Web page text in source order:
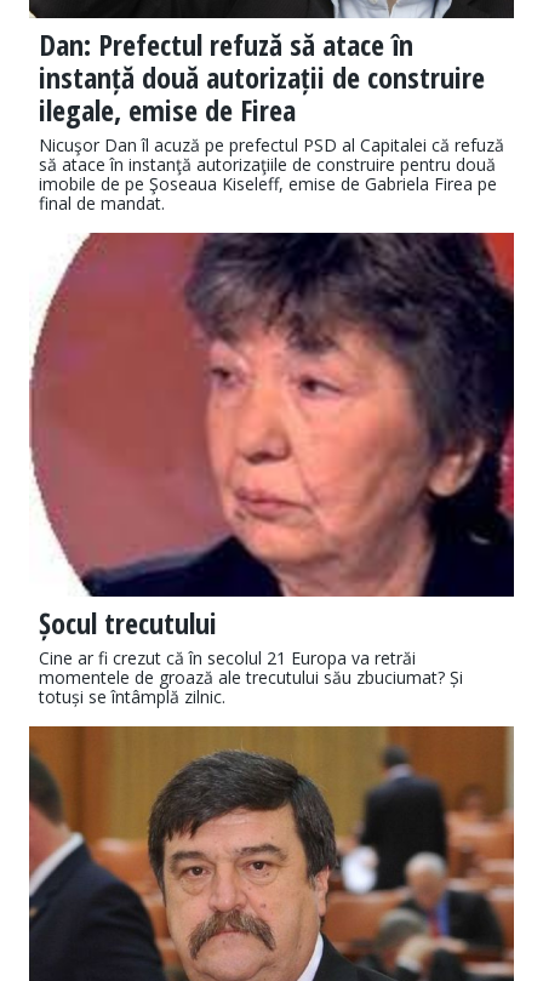
Dan: Prefectul refuză să atace în
instanță două autorizații de construire
ilegale, emise de Firea
Nicuşor Dan îl acuză pe prefectul PSD al Capitalei că refuză
să atace în instanţă autorizaţiile de construire pentru două
imobile de pe Şoseaua Kiseleff, emise de Gabriela Firea pe
final de mandat.
Șocul trecutului
Cine ar fi crezut că în secolul 21 Europa va retrăi
momentele de groază ale trecutului său zbuciumat? Și
totuși se întâmplă zilnic.